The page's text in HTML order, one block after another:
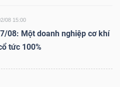
08 15:00
08: Một doanh nghiệp cơ khí
tức 100%